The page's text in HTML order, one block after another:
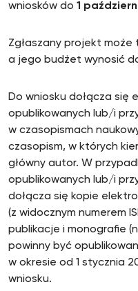
wniosków do 1
Zgłaszany projekt może
a jego budżet wynosić
Do wniosku dołącza się
opublikowanych lub/i
w czasopismach
czasopism, w których
główny autor. W
opublikowanych lub/i
dołącza się kopie
(z widocznym numerem
publikacje i monografie
powinny być
w okresie od 1 stycznia
wniosku.